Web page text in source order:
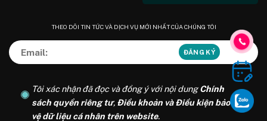
THEO DÕI TIN TỨC VÀ DỊCH VỤ MỚI NHẤT CỦA CHÚNG TÔI
Tôi xác nhận đã đọc và đồng ý với nội dungChính
sách quyền riêng tư, Điều khoản và Điều kiện bảo
vệ dữ liệu cá nhân trên website.